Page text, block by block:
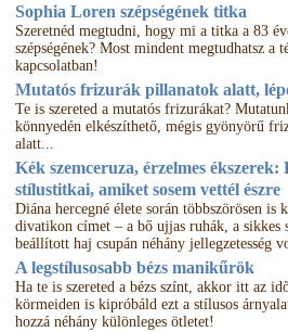
Sophia Loren szépségének titka
Szeretnéd megtudni, hogy mi a titka a 83
szépségének? Most mindent megtudhatsz a
kapcsolatban!
Mutatós frizurák pillanatok alatt,
Te is szereted a mutatós frizurákat?
könnyedén elkészíthető, mégis gyönyörű
alatt...
Kék szemceruza, érzelmes ékszerek:
stílustitkai, amiket sosem vettél észre
Diána hercegné élete során többszörösen is
divatikon címet – a bő ujjas ruhák, a sikkes
beállított haj csupán néhány jellegzetesség
A legstílusosabb bézs manikűrök
Ha te is szereted a bézs színt, akkor itt az
körmeiden is kipróbáld ezt a stílusos
hozzá néhány különleges ötletet!